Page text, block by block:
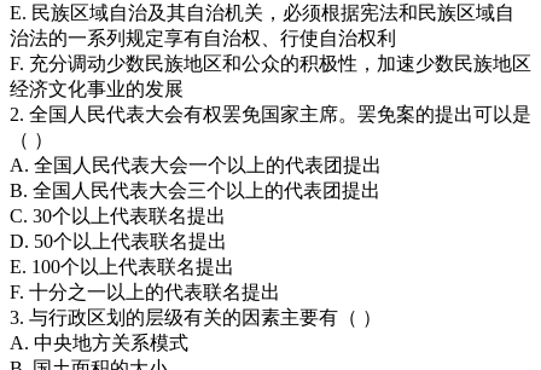
E. 民族区域自治及其自治机关，必须根据宪法和民族区域自
治法的一系列规定享有自治权、行使自治权利
F. 充分调动少数民族地区和公众的积极性，加速少数民族地区
经济文化事业的发展
2. 全国人民代表大会有权罢免国家主席。罢免案的提出可以是
（ ）
A. 全国人民代表大会一个以上的代表团提出
B. 全国人民代表大会三个以上的代表团提出
C. 30个以上代表联名提出
D. 50个以上代表联名提出
E. 100个以上代表联名提出
F. 十分之一以上的代表联名提出
3. 与行政区划的层级有关的因素主要有（ ）
A. 中央地方关系模式